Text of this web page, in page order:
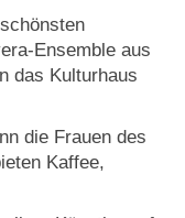
Ensemble aus
das Kulturhaus
die Frauen des
Kaffee,